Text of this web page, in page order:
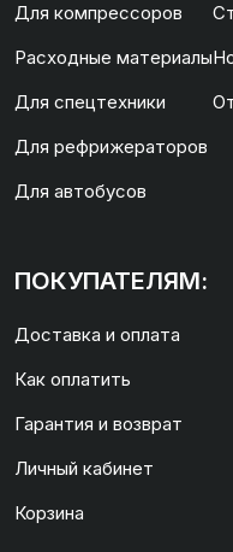
Для компрессоров
Расходные материалы
Для спецтехники
Для рефрижераторов
Для автобусов
ПОКУПАТЕЛЯМ:
Доставка и оплата
Как оплатить
Гарантия и возврат
Личный кабинет
Корзина